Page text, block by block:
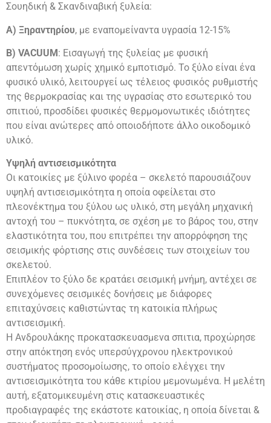
Σουηδική & Σκανδιναβική ξυλεία:
Α) Ξηραντηρίου, με εναπομείναντα υγρασία 12-15%
Β) VACUUM: Εισαγωγή της ξυλείας με φυσική
απεντόμωση χωρίς χημικό εμποτισμό. Το ξύλο είναι ένα
φυσικό υλικό, λειτουργεί ως τέλειος φυσικός ρυθμιστής
της θερμοκρασίας και της υγρασίας στο εσωτερικό του
σπιτιού, προσδίδει φυσικές θερμομονωτικές ιδιότητες
που είναι ανώτερες από οποιοδήποτε άλλο οικοδομικό
υλικό.
Υψηλή αντισεισμικότητα
Οι κατοικίες με ξύλινο φορέα – σκελετό παρουσιάζουν
υψηλή αντισεισμικότητα η οποία οφείλεται στο
πλεονέκτημα του ξύλου ως υλικό, στη μεγάλη μηχανική
αντοχή του – πυκνότητα, σε σχέση με το βάρος του, στην
ελαστικότητα του, που επιτρέπει την απορρόφηση της
σεισμικής φόρτισης στις συνδέσεις των στοιχείων του
σκελετού.
Επιπλέον το ξύλο δε κρατάει σεισμική μνήμη, αντέχει σε
συνεχόμενες σεισμικές δονήσεις με διάφορες
επιταχύνσεις καθιστώντας τη κατοικία πλήρως
αντισεισμική.
Η Ανδρουλάκης προκατασκευασμενα σπιτια, προχώρησε
στην απόκτηση ενός υπερσύγχρονου ηλεκτρονικού
συστήματος προσομοίωσης, το οποίο ελέγχει την
αντισεισμικότητα του κάθε κτιρίου μεμονωμένα. Η μελέτη
αυτή, εξατομικευμένη στις κατασκευαστικές
προδιαγραφές της εκάστοτε κατοικίας, η οποία δίνεται &